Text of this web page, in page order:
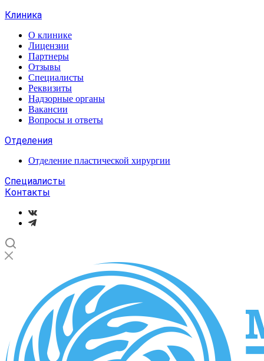
Клиника
О клинике
Лицензии
Партнеры
Отзывы
Специалисты
Реквизиты
Надзорные органы
Вакансии
Вопросы и ответы
Отделения
Отделение пластической хирургии
Специалисты
Контакты